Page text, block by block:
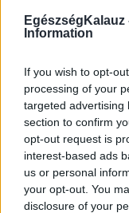
EgészségKalauz
Information
If you wish to opt-
processing of your
targeted advertising
section to confirm
opt-out request is
interest-based ads
us or personal
your opt-out. You
disclosure of your
Kezelés
Életmódváltás
Prevenció
Hírek
Videók
Kisállatok
#allergia#influenza
#pajzsmirigy
Regisztráció